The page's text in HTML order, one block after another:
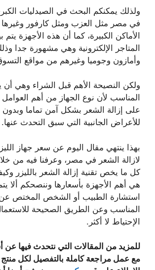
ولذلك يمكنكم البحث في الصيدليات
في مصر مثل العزب ومثل كارفور وغيرها
الأماكن الكبيرة، كما أن هذه الأجهزة يتم
المتاجر الإلكترونية وهي مشهورة جدا
وأمازون وجوميا وغيرهم من مواقع
ولكن النصيحة الأهم قبل الشراء وهي أن
المناسب لأن نوع الجهاز من أهم
على إزالة الشعر بشكل آمن تماما
للأعراض الجانبية التي سبق التحدث عنها.
بهذا ينتهي مقال اليوم عن سعر جهاز
لازالة الشعر في مصر، وعرفنا فيه من
كل ما يخص تقنية إزالة الشعر بالليزر
هي أهم الأجهزة بأسعارها وننصحكم ألا
استشارة الطبيب أو الشخص المختص عن
المناسب وعن الطريق الصحيحة
الإحتياط لا أكثر.
للمزيد من المقالات التي نتحدث فيها عن
مع عمل مراجعة كاملة بالتفصيل لكل